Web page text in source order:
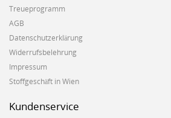
Treueprogramm
AGB
Datenschutzerklärung
Widerrufsbelehrung
Impressum
Stoffgeschäft in Wien
Kundenservice